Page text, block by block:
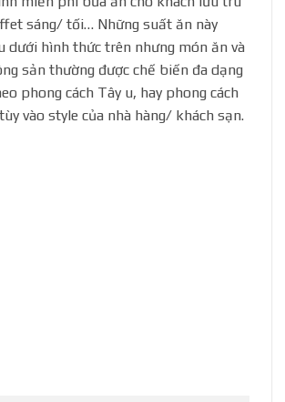
sáng/ tối… Những suất ăn này
dưới hình thức trên nhưng món ăn và
sản thường được chế biến đa dạng
phong cách Tây u, hay phong cách
vào style của nhà hàng/ khách sạn.